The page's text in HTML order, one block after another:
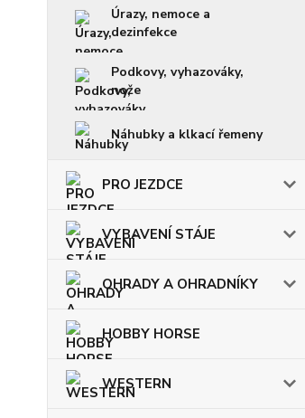
Úrazy, nemoce a
dezinfekce
Podkovy, vyhazováky,
nože
Náhubky a klkací řemeny
PRO JEZDCE
VYBAVENÍ STÁJE
OHRADY A OHRADNÍKY
HOBBY HORSE
WESTERN